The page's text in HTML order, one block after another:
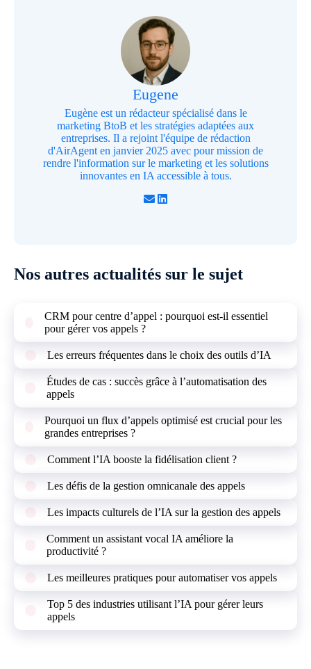
Eugene
Eugène est un rédacteur spécialisé dans le
marketing BtoB et les stratégies adaptées aux
entreprises. Il a rejoint l'équipe de rédaction
d'AirAgent en janvier 2025 avec pour mission de
rendre l'information sur le marketing et les solutions
innovantes en IA accessible à tous.
Nos autres actualités sur le sujet
CRM pour centre d’appel : pourquoi est-il essentiel
pour gérer vos appels ?
Les erreurs fréquentes dans le choix des outils d’IA
Études de cas : succès grâce à l’automatisation des
appels
Pourquoi un flux d’appels optimisé est crucial pour les
grandes entreprises ?
Comment l’IA booste la fidélisation client ?
Les défis de la gestion omnicanale des appels
Les impacts culturels de l’IA sur la gestion des appels
Comment un assistant vocal IA améliore la
productivité ?
Les meilleures pratiques pour automatiser vos appels
Top 5 des industries utilisant l’IA pour gérer leurs
appels